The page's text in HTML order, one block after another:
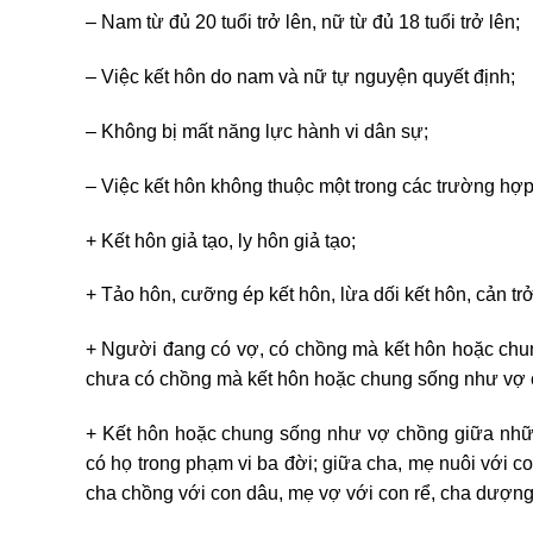
– Nam từ đủ 20 tuổi trở lên, nữ từ đủ 18 tuổi trở lên;
– Việc kết hôn do nam và nữ tự nguyện quyết định;
– Không bị mất năng lực hành vi dân sự;
– Việc kết hôn không thuộc một trong các trường
+ Kết hôn giả tạo, ly hôn giả tạo;
+ Tảo hôn, cưỡng ép kết hôn, lừa dối kết hôn, cản
+ Người đang có vợ, có chồng mà kết hôn hoặc
chưa có chồng mà kết hôn hoặc chung sống như
+ Kết hôn hoặc chung sống như vợ chồng giữa
có họ trong phạm vi ba đời; giữa cha, mẹ nuôi với
cha chồng với con dâu, mẹ vợ với con rể, cha